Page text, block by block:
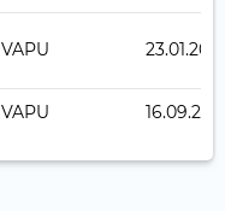
VAPU
VAPU